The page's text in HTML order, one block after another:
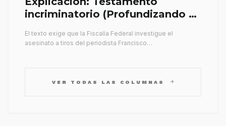
incriminatorio (Profundizando su
El texto exige que la Fiscalía Federal investigue el
asesinato a tiros del periodista Francisco…
VER TODAS LAS COLUMNAS arrow_forward